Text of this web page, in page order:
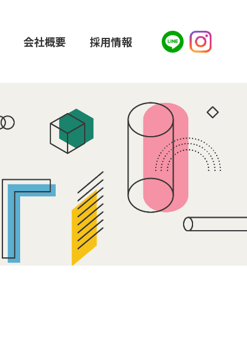
会社概要 採用情報